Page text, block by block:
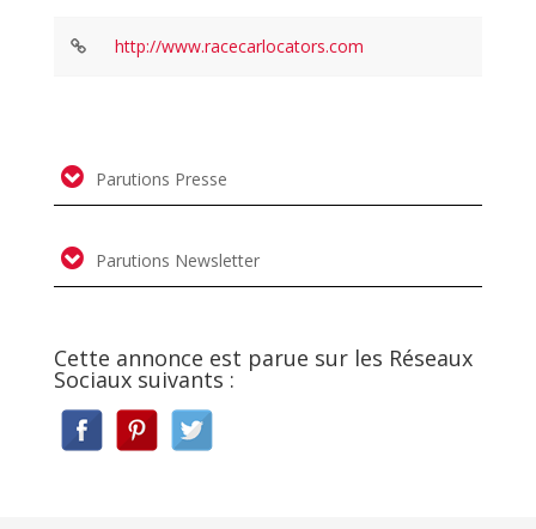
http://www.racecarlocators.com
Parutions Presse
Parutions Newsletter
Cette annonce est parue sur les Réseaux
Sociaux suivants :